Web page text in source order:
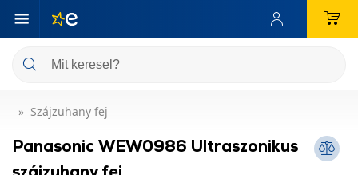
Szájzuhany fej
Panasonic WEW0986 Ultraszonikus
szájzuhany fej